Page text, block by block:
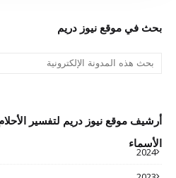
بحث في موقع نيوز دريم
أرشيف موقع نيوز دريم لتفسير
الأسماء
2024